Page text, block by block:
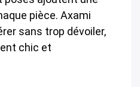
pièce. Axami
sans trop dévoiler,
chic et